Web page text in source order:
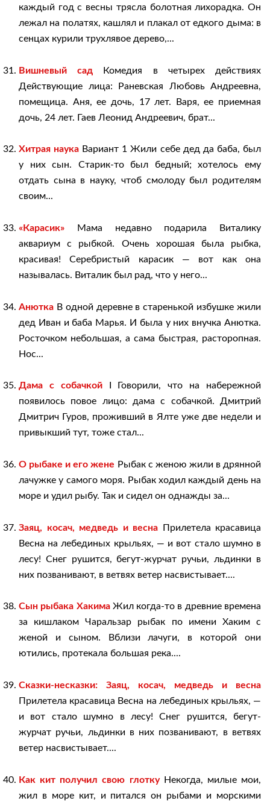
каждый год с весны трясла болотная лихорадка. Он
лежал на полатях, кашлял и плакал от едкого дыма: в
сенцах курили трухлявое дерево,...
Вишневый сад Комедия в четырех действиях
Действующие лица: Раневская Любовь Андреевна,
помещица. Аня, ее дочь, 17 лет. Варя, ее приемная
дочь, 24 лет. Гаев Леонид Андреевич, брат...
Хитрая наука Вариант 1 Жили себе дед да баба, был
у них сын. Старик-то был бедный; хотелось ему
отдать сына в науку, чтоб смолоду был родителям
своим...
«Карасик» Мама недавно подарила Виталику
аквариум с рыбкой. Очень хорошая была рыбка,
красивая! Серебристый карасик — вот как она
называлась. Виталик был рад, что у него...
Анютка В одной деревне в старенькой избушке жили
дед Иван и баба Марья. И была у них внучка Анютка.
Росточком небольшая, а сама быстрая, расторопная.
Нос...
Дама с собачкойI Говорили, что на набережной
появилось повое лицо: дама с собачкой. Дмитрий
Дмитрич Гуров, проживший в Ялте уже две недели и
привыкший тут, тоже стал...
О рыбаке и его жене Рыбак с женою жили в дрянной
лачужке у самого моря. Рыбак ходил каждый день на
море и удил рыбу. Так и сидел он однажды за...
Заяц, косач, медведь и весна Прилетела красавица
Весна на лебединых крыльях, — и вот стало шумно в
лесу! Снег рушится, бегут-журчат ручьи, льдинки в
них позванивают, в ветвях ветер насвистывает....
Сын рыбака ХакимаЖил когда-то в древние времена
за кишлаком Чаральзар рыбак по имени Хаким с
женой и сыном. Вблизи лачуги, в которой они
ютились, протекала большая река....
Сказки-несказки: Заяц, косач, медведь и весна
Прилетела красавица Весна на лебединых крыльях, —
и вот стало шумно в лесу! Снег рушится, бегут-
журчат ручьи, льдинки в них позванивают, в ветвях
ветер насвистывает....
Как кит получил свою глоткуНекогда, милые мои,
жил в море кит, и питался он рыбами и морскими